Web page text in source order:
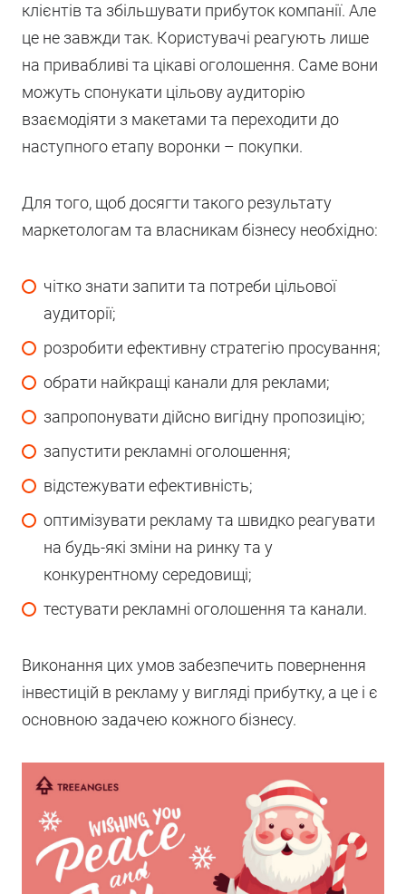
клієнтів та збільшувати прибуток компанії. Але
це не завжди так. Користувачі реагують лише
на привабливі та цікаві оголошення. Саме вони
можуть спонукати цільову аудиторію
взаємодіяти з макетами та переходити до
наступного етапу воронки – покупки.
Для того, щоб досягти такого результату
маркетологам та власникам бізнесу необхідно:
чітко знати запити та потреби цільової
аудиторії;
розробити ефективну стратегію просування;
обрати найкращі канали для реклами;
запропонувати дійсно вигідну пропозицію;
запустити рекламні оголошення;
відстежувати ефективність;
оптимізувати рекламу та швидко реагувати
на будь-які зміни на ринку та у
конкурентному середовищі;
тестувати рекламні оголошення та канали.
Виконання цих умов забезпечить повернення
інвестицій в рекламу у вигляді прибутку, а це і є
основною задачею кожного бізнесу.